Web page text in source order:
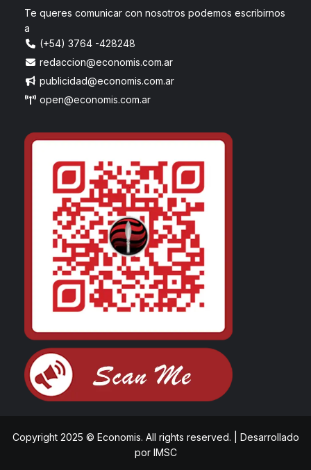
Te queres comunicar con nosotros podemos escribirnos
a
(+54) 3764 -428248
redaccion@economis.com.ar
publicidad@economis.com.ar
open@economis.com.ar
Copyright 2025 © Economis. All rights reserved.
Desarrollado
porIMSC